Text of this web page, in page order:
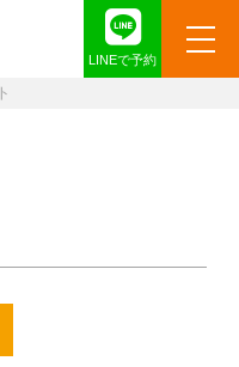
LINEで予約